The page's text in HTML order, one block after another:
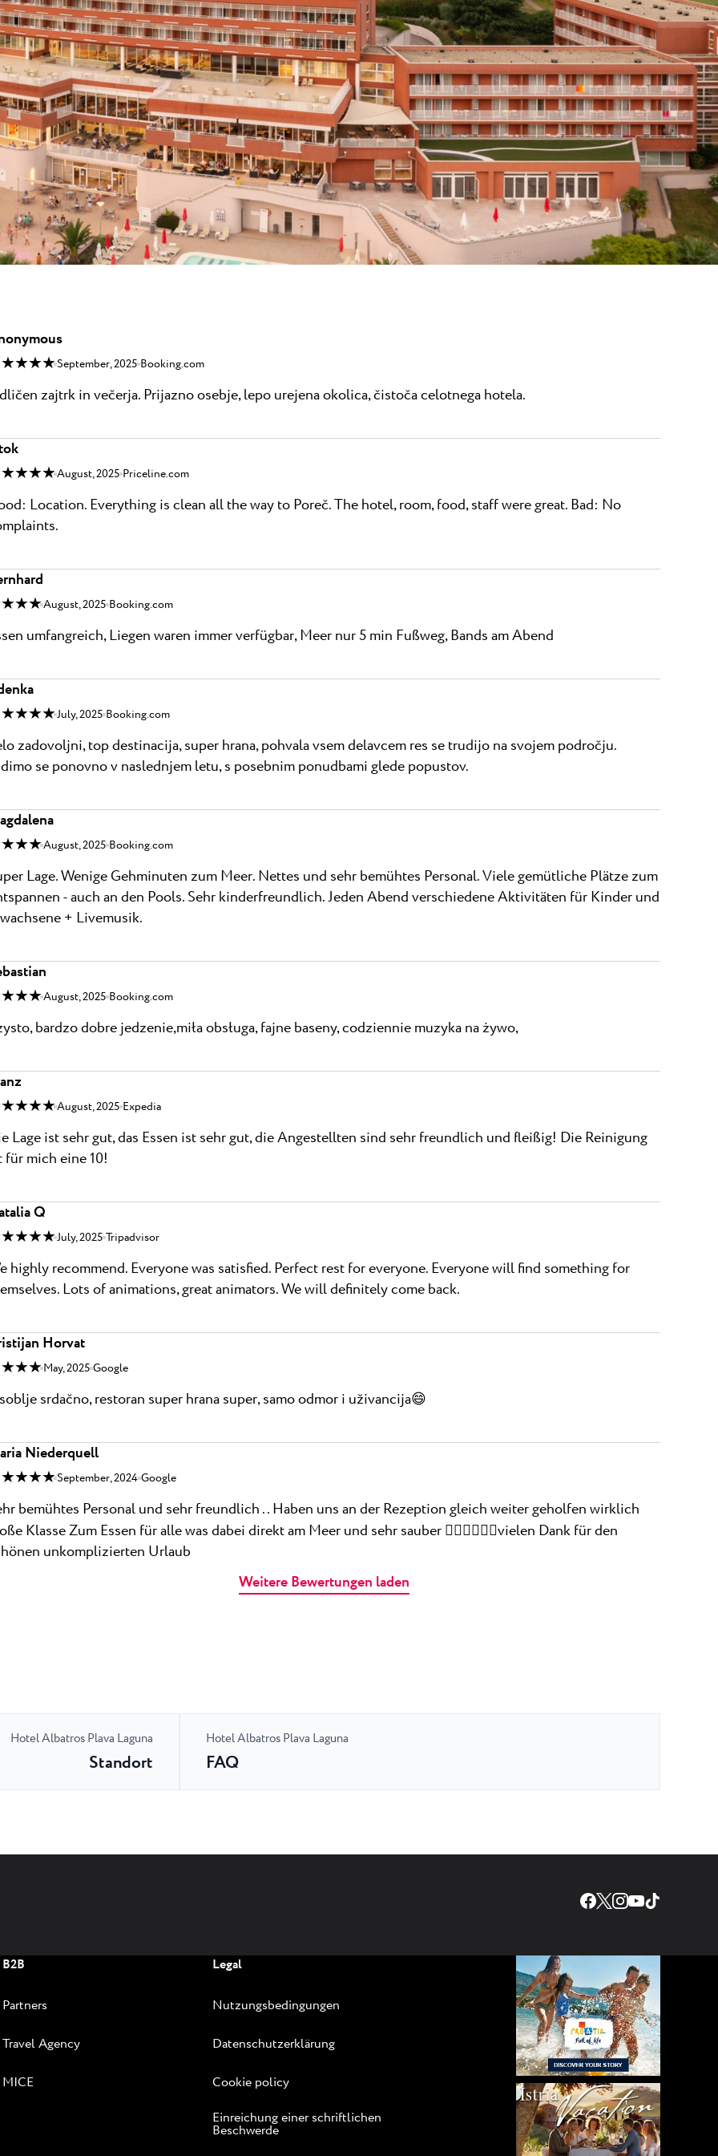
★
Laguna
Garden Suites Umag Plava Laguna
Residence Umag Plava Laguna
Hotel Aurora Plava Laguna
Hotel Sipar Plava Laguna
Alle Hotels in Umag
Resort von
der ATP...
★ ★ ★ September, 2025 Booking.com
zajtrk in večerja. Prijazno osebje, lepo urejena okolica, čistoča celotnega hotela.
★ ★ ★August, 2025 Priceline.com
Location. Everything is clean all the way to Poreč. The hotel, room, food, staff were great. Bad: No
★ ★ August, 2025 Booking.com
umfangreich, Liegen waren immer verfügbar, Meer nur 5 min Fußweg, Bands am Abend
★ ★ ★July, 2025 Booking.com
zadovoljni, top destinacija, super hrana, pohvala vsem delavcem res se trudijo na svojem področju.
se ponovno v naslednjem letu, s posebnim ponudbami glede popustov.
★ ★ August, 2025 Booking.com
Lage. Wenige Gehminuten zum Meer. Nettes und sehr bemühtes Personal. Viele gemütliche Plätze zum
- auch an den Pools. Sehr kinderfreundlich. Jeden Abend verschiedene Aktivitäten für Kinder und
+ Livemusik.
★ ★ August, 2025 Booking.com
bardzo dobre jedzenie,miła obsługa, fajne baseny, codziennie muzyka na żywo,
★ ★ ★August, 2025 Expedia
Lage ist sehr gut, das Essen ist sehr gut, die Angestellten sind sehr freundlich und fleißig! Die Reinigung
für mich eine 10!
Q
★ ★ ★July, 2025 Tripadvisor
highly recommend. Everyone was satisfied. Perfect rest for everyone. Everyone will find something for
Lots of animations, great animators. We will definitely come back.
Horvat
★ ★ May, 2025 Google
srdačno, restoran super hrana super, samo odmor i uživancija😄
Niederquell
★ ★ ★ September, 2024 Google
bemühtes Personal und sehr freundlich .. Haben uns an der Rezeption gleich weiter geholfen wirklich
Klasse Zum Essen für alle was dabei direkt am Meer und sehr sauber 👍🏻👍🏻👍🏻vielen Dank für den
unkomplizierten Urlaub
Weitere Bewertungen laden
Hotel Albatros Plava Laguna
Standort
Hotel Albatros Plava Laguna
FAQ
B2B
Partners
Travel Agency
MICE
Legal
Nutzungsbedingungen
Datenschutzerklärung
Cookie policy
Einreichung einer schriftlichen
Beschwerde